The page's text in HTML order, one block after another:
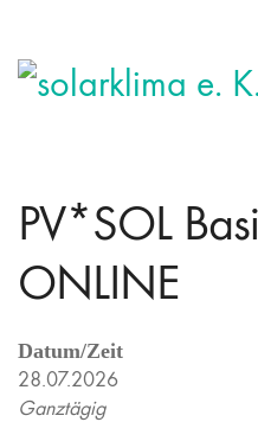
PV*SOL
ONLINE
Datum/Zeit
28.07.2026
Ganztägig